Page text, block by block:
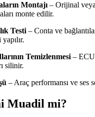
Montajı– Orijinal
monte edilir.
Testi– Conta ve
Temizlenmesi–
silinir.
– Araç performansı ve ses
Muadil mi?